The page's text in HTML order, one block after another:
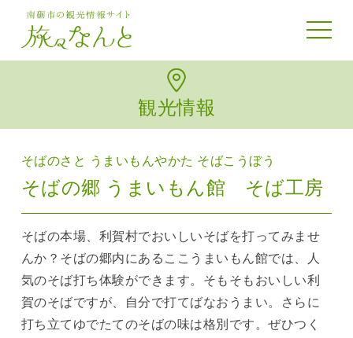
toggle
観光情報
そばのさと うまいもんやかた そばこうぼう
そばの郷 うまいもん館 そば工房
そばの本場、利賀村でおいしいそばを打ってみませ
んか？そばの郷内にあるここうまいもん館では、人
気のそば打ち体験ができます。そもそもおいしい利
賀のそばですが、自分で打てばなおうまい。さらに
打ち立てゆでたてのそばの味は格別です。ぜひつく